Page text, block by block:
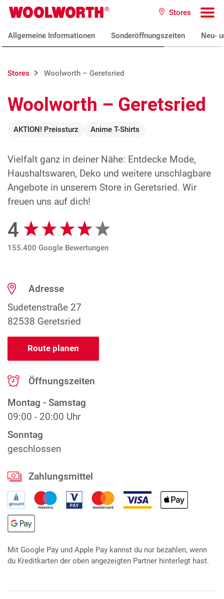
Zum Hauptinhalt
Woolworth GmbH Stores
Allgemeine Informationen Sonderöffnungszeiten Neu-
Stores Woolworth – Geretsried
Woolworth – Geretsried
AKTION! Preissturz Anime T-Shirts
Vielfalt ganz in deiner Nähe: Entdecke Mode,
Haushaltswaren, Deko und weitere unschlagbare
Angebote in unserem Store in Geretsried. Wir
freuen uns auf dich!
Google Bewertungen
4
155.400 Google Bewertungen
Adresse
Sudetenstraße 27
82538 Geretsried
Route planen
Öffnungszeiten
Montag - Samstag
09:00 - 20:00 Uhr
Sonntag
geschlossen
Zahlungsmittel
Mit Google Pay und Apple Pay kannst du nur bezahlen, wenn
du Kreditkarten der oben angezeigten Partner hinterlegt hast.